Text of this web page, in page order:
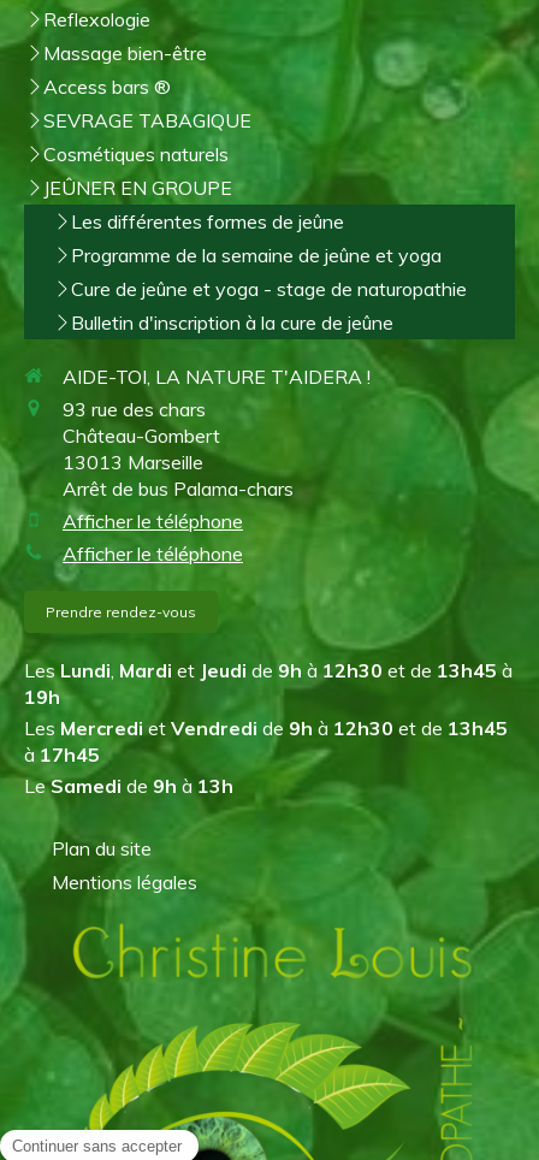
Reflexologie
Massage bien-être
Access bars ®
SEVRAGE TABAGIQUE
Cosmétiques naturels
JEÛNER EN GROUPE
Les différentes formes de jeûne
Programme de la semaine de jeûne et yoga
Cure de jeûne et yoga - stage de naturopathie
Bulletin d'inscription à la cure de jeûne
AIDE-TOI, LA NATURE T'AIDERA !
93 rue des chars
Château-Gombert
13013 Marseille
Arrêt de bus Palama-chars
Afficher le téléphone
Afficher le téléphone
Prendre rendez-vous
LesLundi, Mardi et Jeudi de 9h à 12h30 et de 13h45à
19h
Les Mercrediet Vendredi de 9h à 12h30 et de 13h45
à17h45
LeSamedi de 9h à 13h
Plan du site
Mentions légales